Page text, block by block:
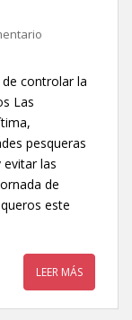
controlar la
Las
pesqueras
las
de
este
LEER MÁS